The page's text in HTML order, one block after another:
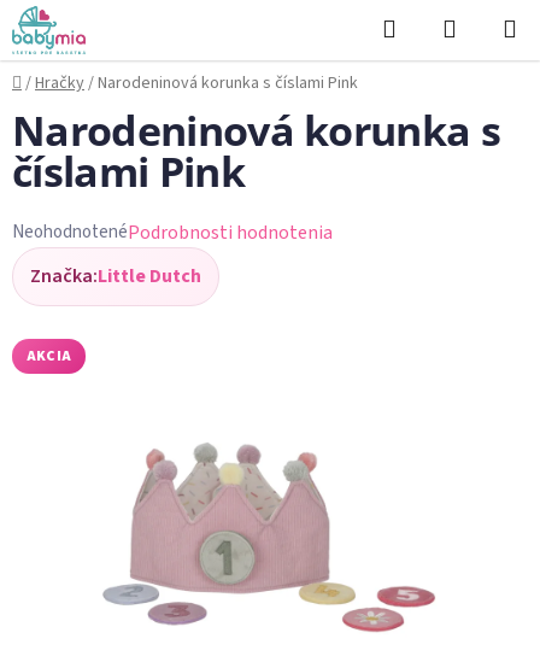
Prejsť
na
obsah
Hľadať
KOŠÍK
Domov
/Hračky/Narodeninová korunka s číslami Pink
Narodeninová korunka s
číslami Pink
Priemerné
hodnotenie
produktu
je
0,0
NeohodnotenéPodrobnosti hodnotenia
Značka:Little Dutch
AKCIA